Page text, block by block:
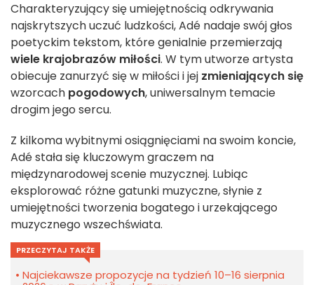
Charakteryzujący się umiejętnością odkrywania
najskrytszych uczuć ludzkości, Adé nadaje swój głos
poetyckim tekstom, które genialnie przemierzają
wiele krajobrazów miłości. W tym utworze artysta
obiecuje zanurzyć się w miłości i jej zmieniających się
wzorcach pogodowych, uniwersalnym temacie
drogim jego sercu.
Z kilkoma wybitnymi osiągnięciami na swoim koncie,
Adé stała się kluczowym graczem na
międzynarodowej scenie muzycznej. Lubiąc
eksplorować różne gatunki muzyczne, słynie z
umiejętności tworzenia bogatego i urzekającego
muzycznego wszechświata.
PRZECZYTAJ TAKŻE
Najciekawsze propozycje na tydzień 10–16 sierpnia